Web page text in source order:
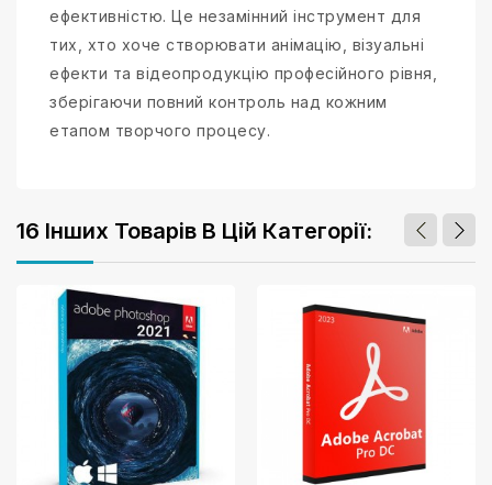
ефективністю. Це незамінний інструмент для
тих, хто хоче створювати анімацію, візуальні
ефекти та відеопродукцію професійного рівня,
зберігаючи повний контроль над кожним
етапом творчого процесу.
16 Інших Товарів В Цій Категорії: